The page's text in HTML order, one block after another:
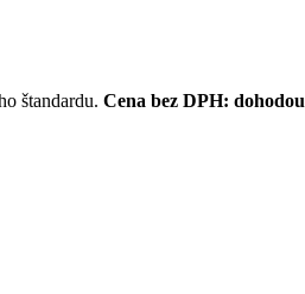
štandardu. Cena bez DPH: dohodou